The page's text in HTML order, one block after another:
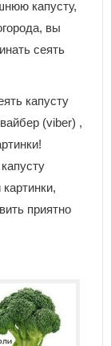
капусту,
вы
сеять
капусту
(viber) ,
картинки,
приятно